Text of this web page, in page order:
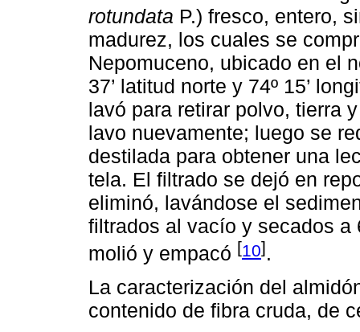
rotundata P.) fresco, entero,
madurez, los cuales se
Nepomuceno, ubicado en el
37’ latitud norte y 74º 15’
lavó para retirar polvo, tierra
lavo nuevamente; luego se
destilada para obtener una
tela. El filtrado se dejó en
eliminó, lavándose el
filtrados al vacío y secados a
molió y empacó [10].
La caracterización del
contenido de fibra cruda, de